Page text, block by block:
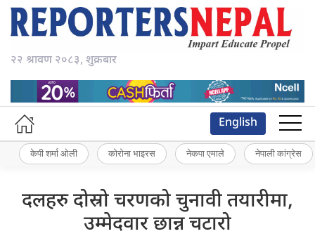
२२ श्रावण २०८३, शुक्रबार
English
केपी शर्मा ओली कोरोना भाइरस नेकपा एमाले नेपाली कांग्रेस
दलहरु दोस्रो चरणको चुनावी तयारीमा,
उम्मेदवार छान्न चटारो